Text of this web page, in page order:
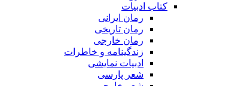
کتاب ادبیات
رمان ایرانی
رمان تاریخی
رمان خارجی
زندگینامه و خاطرات
ادبیات نمایشی
شعر پارسی